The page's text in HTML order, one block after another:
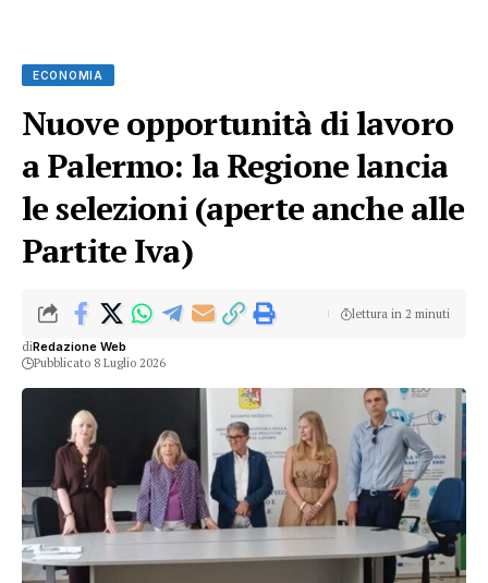
ECONOMIA
Nuove opportunità di lavoro
a Palermo: la Regione lancia
le selezioni (aperte anche alle
Partite Iva)
diRedazione Web
Pubblicato 8 Luglio 2026
lettura in 2 minuti